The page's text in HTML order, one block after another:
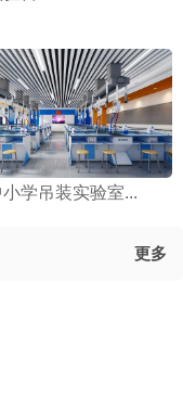
学吊装实验室...
更多